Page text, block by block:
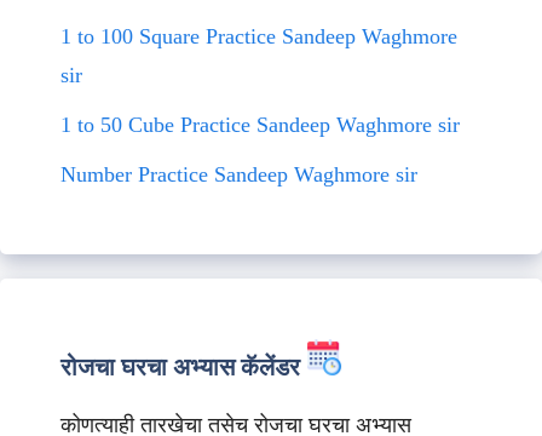
1 to 100 Square Practice Sandeep Waghmore
sir
1 to 50 Cube Practice Sandeep Waghmore sir
Number Practice Sandeep Waghmore sir
रोजचा घरचा अभ्यास कॅलेंडर
कोणत्याही तारखेचा तसेच रोजचा घरचा अभ्यास